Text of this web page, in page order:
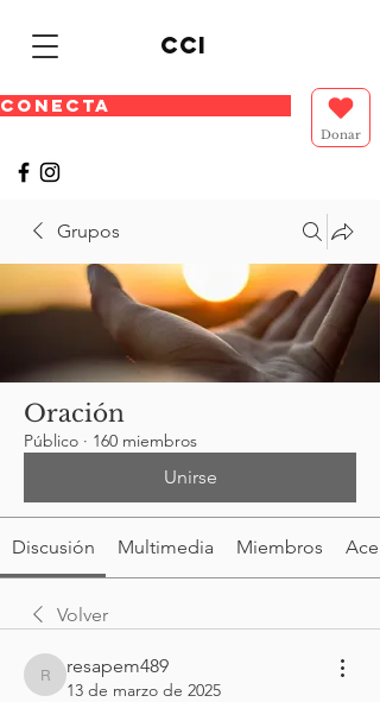
cci
CONECTA
Donar
Grupos
Oración
Público · 160 miembros
Unirse
Discusión Multimedia Miembros
Volver
resapem489
resapem489
13 de marzo de 2025